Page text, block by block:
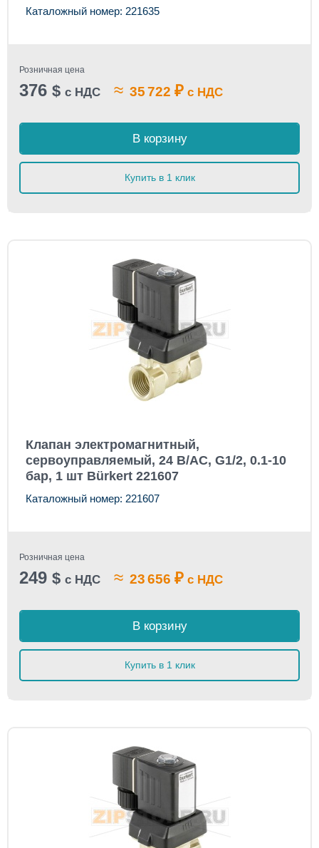
Каталожный номер: 221635
Розничная цена
376 $ с НДС ≈ 35 722 ₽ с НДС
В корзину
Купить в 1 клик
Клапан электромагнитный,
сервоуправляемый, 24 В/AC, G1/2, 0.1-10
бар, 1 шт Bürkert 221607
Каталожный номер: 221607
Розничная цена
249 $ с НДС ≈ 23 656 ₽ с НДС
В корзину
Купить в 1 клик